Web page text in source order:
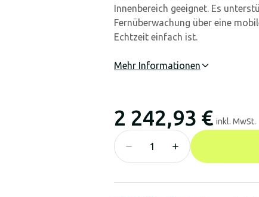
Innenbereich geeignet. Es
Fernüberwachung über eine
Echtzeit einfach ist.
Mehr Informationen
2 242,93 € inkl. MwSt.